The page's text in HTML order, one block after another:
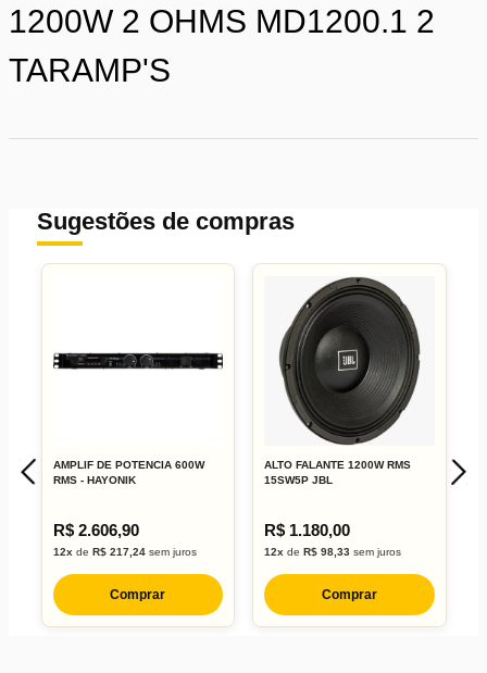
1200W 2 OHMS MD1200.1 2
TARAMP'S
Sugestões de compras
AMPLIF DE POTENCIA 600W
RMS - HAYONIK
R$ 2.606,90
12x de R$ 217,24sem juros
Comprar
ALTO FALANTE 1200W RMS
15SW5P JBL
R$ 1.180,00
12x deR$ 98,33 sem juros
Comprar